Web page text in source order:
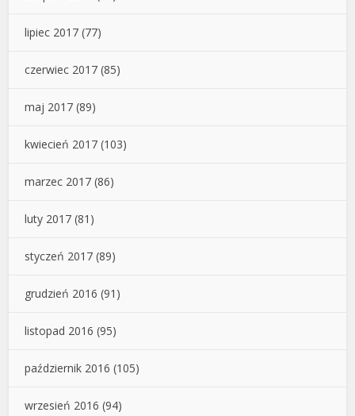
lipiec 2017 (77)
czerwiec 2017 (85)
maj 2017 (89)
kwiecień 2017 (103)
marzec 2017 (86)
luty 2017 (81)
styczeń 2017 (89)
grudzień 2016 (91)
listopad 2016 (95)
październik 2016 (105)
wrzesień 2016 (94)